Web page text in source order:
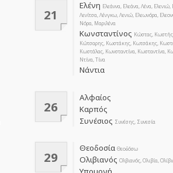
21
Ελένη Ελεάννα, Ελεάνα, Λένα, Ελενιώ,
Λενίτσα, Λένγκω, Λενιώ, Ελεωνόρα,
Νόρα, Μαριλένα
Κωνσταντίνος Κώστας,
Κώτσαρης, Κωστάκης, Κωτσάκης,
Κωστάλας, Κωνσταντίνα, Κωσταντίνα,
Ντίνα, Τίνα
Νάντια
26
Αλφαίος
Καρπός
Συνέσιος Συνέσης, Συνεσία
29
Θεοδοσία Θεοδόσω
Ολιβιανός Ολβιανός, Ολιβία,